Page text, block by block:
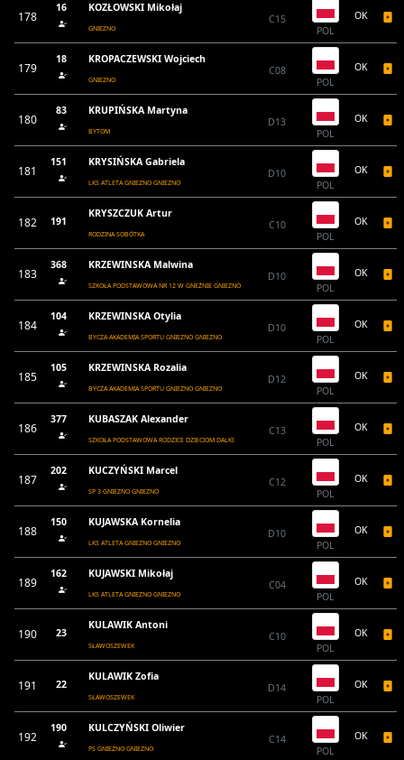
178
16 KOZŁOWSKI Mikołaj
GNIEZNO
C15
POL
OK
179
18 KROPACZEWSKI Wojciech
GNIEZNO
C08
POL
OK
180
83 KRUPIŃSKA Martyna
BYTOM
D13
POL
OK
181
151 KRYSIŃSKA Gabriela
LKS ATLETA GNIEZNO GNIEZNO
D10
POL
OK
182 191
KRYSZCZUK Artur
RODZINA SOBÓTKA
C10
POL
OK
183
368 KRZEWINSKA Malwina
SZKOŁA PODSTAWOWA NR 12 W GNEŹNIE GNIEZNO
D10
POL
OK
184
104 KRZEWINSKA Otylia
BYCZA AKADEMIA SPORTU GNIEZNO GNIEZNO
D10
POL
OK
185
105 KRZEWINSKA Rozalia
BYCZA AKADEMIA SPORTU GNIEZNO GNIEZNO
D12
POL
OK
186
377 KUBASZAK Alexander
SZKOŁA PODSTAWOWA RODZICE DZIECIOM DALKI
C13
POL
OK
187
202 KUCZYŃSKI Marcel
SP 3 GNIEZNO GNIEZNO
C12
POL
OK
188
150 KUJAWSKA Kornelia
LKS ATLETA GNIEZNO GNIEZNO
D10
POL
OK
189
162 KUJAWSKI Mikołaj
LKS ATLETA GNIEZNO GNIEZNO
C04
POL
OK
190 23
KULAWIK Antoni
SŁAWOSZEWEK
C10
POL
OK
191 22
KULAWIK Zofia
SŁAWOSZEWEK
D14
POL
OK
192
190 KULCZYŃSKI Oliwier
PS GNIEZNO GNIEZNO
C14
POL
OK